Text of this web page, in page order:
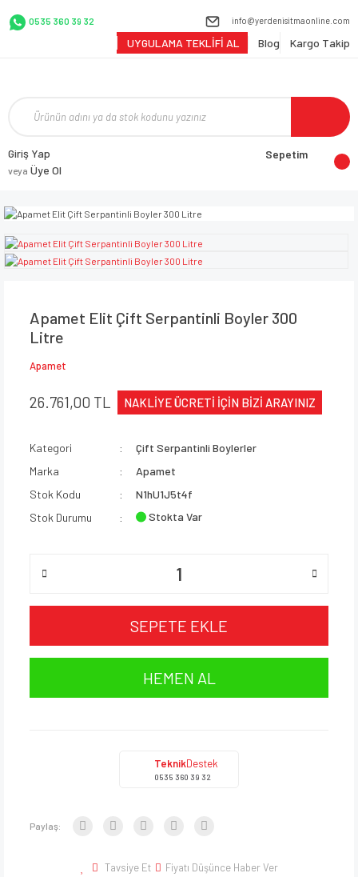
0535 360 39 32 info@yerdenisitmaonline.com
UYGULAMA TEKLİFİ AL Blog Kargo Takip
Giriş Yap
veya Üye Ol
Sepetim
Apamet Elit Çift Serpantinli Boyler 300
Litre
Apamet
26.761,00 TL NAKLİYE ÜCRETİ İÇİN BİZİ ARAYINIZ
Kategori
Çift Serpantinli Boylerler
Marka
Apamet
Stok Kodu
N1hU1J5t4f
Stok Durumu
Stokta Var
SEPETE EKLE
HEMEN AL
TeknikDestek
0535 360 39 32
Paylaş:
Tavsiye Et Fiyatı Düşünce Haber Ver